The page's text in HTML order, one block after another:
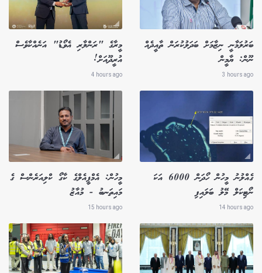
ބަރުލަމާނީ ނިޒާމަށް ބަދަލުކުރަން ތާއީދެއް
ނޫން: ޔާމީން
3 hours ago
މީރާގެ "ރަންލާރި އެވޯޑު" އަނެއްކާވެސް
އުރީދޫއަށް!
4 hours ago
ގެއްލުނު މީހުން ހޯދަން 6000 އަކަ
ނޯޓިކަލް މޭލު ބަލައިފި
14 hours ago
މީހުން: އެމްޕީއެލްގެ ކާގޯ ކްލިއަރެންސް ގެ
މައިތަނބު - މުއާޒު
15 hours ago